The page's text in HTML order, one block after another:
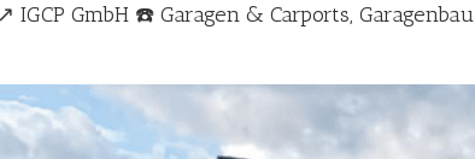
IGCP GmbH ☎️ Garagen & Carports, Garagenbau